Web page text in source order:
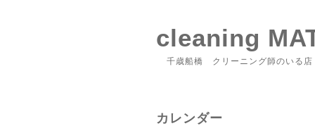
cleaning
千歳船橋 クリーニング師のいる店
カレンダー